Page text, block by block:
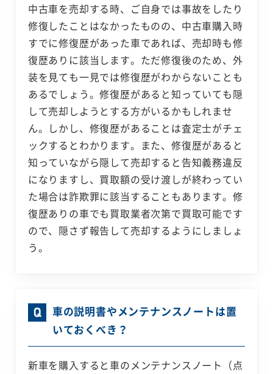
中古車を売却する時、ご自身では事故をしたり
修復したことはなかったものの、中古車購入時
すでに修復歴があった車であれば、売却時も修
復歴ありに該当します。ただ修復後のため、外
装を見ても一見では修復歴がわからないことも
あるでしょう。修復歴があると知っていても隠
して売却しようとする方がいるかもしれませ
ん。しかし、修復歴があることは査定士がチェ
ックするとわかります。また、修復歴があると
知っていながら隠して売却すると告知義務違反
になりますし、買取額の受け渡しが終わってい
た場合は詐欺罪に該当することもあります。修
復歴ありの車でも買取業者次第で買取可能です
ので、隠さず報告して売却するようにしましょ
う。
車の説明書やメンテナンスノートは置
いておくべき？
新車を購入すると車のメンテナンスノート（点